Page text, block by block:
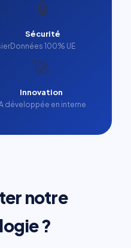
🔒
Sécurité
Données 100% UE
🚀
Innovation
développée en interne
notre
?